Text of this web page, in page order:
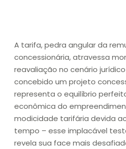
A tarifa, pedra angular da
concessionária, atravessa
reavaliação no cenário
concebido um projeto
representa o equilíbrio
econômica do
modicidade tarifária devida
tempo – esse implacável
revela sua face mais